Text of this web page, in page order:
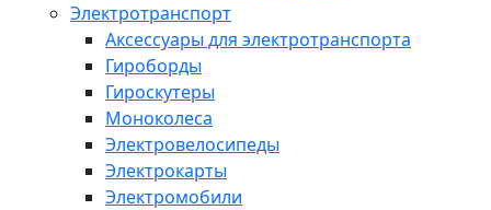
Электротранспорт
Аксессуары для электротранспорта
Гироборды
Гироскутеры
Моноколеса
Электровелосипеды
Электрокарты
Электромобили